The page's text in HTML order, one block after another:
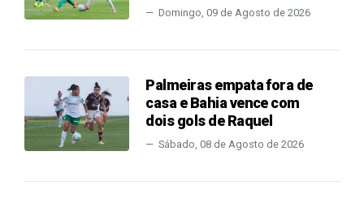
Domingo, 09 de Agosto de 2026
Palmeiras empata fora de
casa e Bahia vence com
dois gols de Raquel
Sábado, 08 de Agosto de 2026